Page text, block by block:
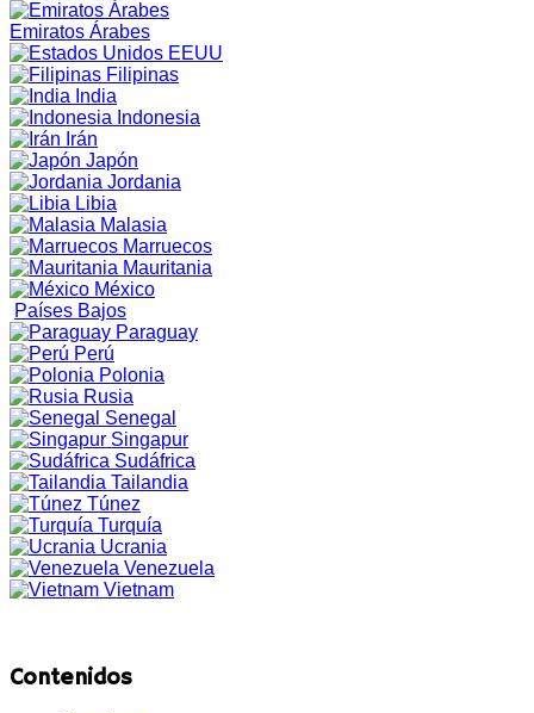
Emiratos Árabes
EEUU
Filipinas
India
Indonesia
Irán
Japón
Jordania
Libia
Malasia
Marruecos
Mauritania
México
Países Bajos
Paraguay
Perú
Polonia
Rusia
Senegal
Singapur
Sudáfrica
Tailandia
Túnez
Turquía
Ucrania
Venezuela
Vietnam
Contenidos